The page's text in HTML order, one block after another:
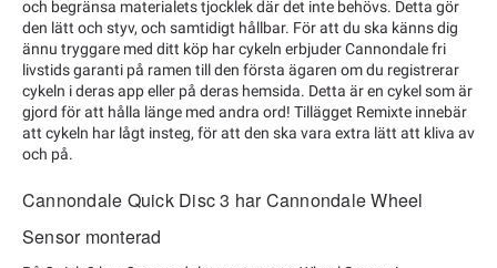
och begränsa materialets tjocklek där det inte behövs. Detta gör
den lätt och styv, och samtidigt hållbar. För att du ska känns dig
ännu tryggare med ditt köp har cykeln erbjuder Cannondale fri
livstids garanti på ramen till den första ägaren om du registrerar
cykeln i deras app eller på deras hemsida. Detta är en cykel som är
gjord för att hålla länge med andra ord! Tillägget Remixte innebär
att cykeln har lågt insteg, för att den ska vara extra lätt att kliva av
och på.
Cannondale Quick Disc 3 har Cannondale Wheel
Sensor monterad